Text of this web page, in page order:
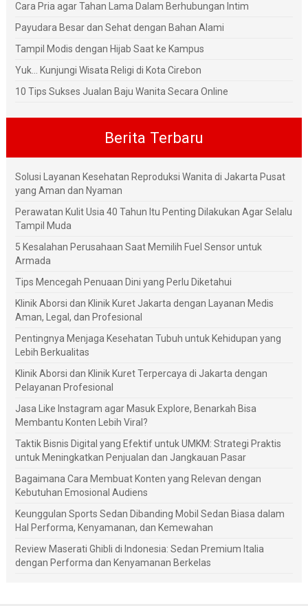
Cara Pria agar Tahan Lama Dalam Berhubungan Intim
Payudara Besar dan Sehat dengan Bahan Alami
Tampil Modis dengan Hijab Saat ke Kampus
Yuk... Kunjungi Wisata Religi di Kota Cirebon
10 Tips Sukses Jualan Baju Wanita Secara Online
Berita Terbaru
Solusi Layanan Kesehatan Reproduksi Wanita di Jakarta Pusat
yang Aman dan Nyaman
Perawatan Kulit Usia 40 Tahun Itu Penting Dilakukan Agar Selalu
Tampil Muda
5 Kesalahan Perusahaan Saat Memilih Fuel Sensor untuk
Armada
Tips Mencegah Penuaan Dini yang Perlu Diketahui
Klinik Aborsi dan Klinik Kuret Jakarta dengan Layanan Medis
Aman, Legal, dan Profesional
Pentingnya Menjaga Kesehatan Tubuh untuk Kehidupan yang
Lebih Berkualitas
Klinik Aborsi dan Klinik Kuret Terpercaya di Jakarta dengan
Pelayanan Profesional
Jasa Like Instagram agar Masuk Explore, Benarkah Bisa
Membantu Konten Lebih Viral?
Taktik Bisnis Digital yang Efektif untuk UMKM: Strategi Praktis
untuk Meningkatkan Penjualan dan Jangkauan Pasar
Bagaimana Cara Membuat Konten yang Relevan dengan
Kebutuhan Emosional Audiens
Keunggulan Sports Sedan Dibanding Mobil Sedan Biasa dalam
Hal Performa, Kenyamanan, dan Kemewahan
Review Maserati Ghibli di Indonesia: Sedan Premium Italia
dengan Performa dan Kenyamanan Berkelas